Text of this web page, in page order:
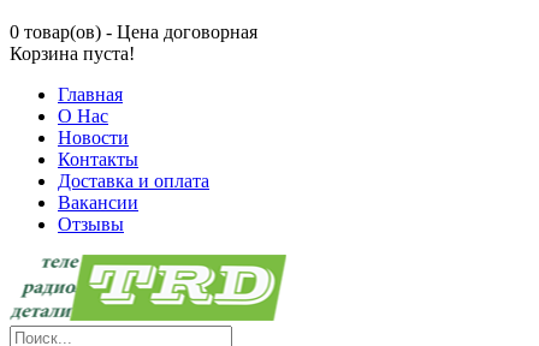
0 товар(ов) - Цена договорная
Корзина пуста!
Главная
О Нас
Новости
Контакты
Доставка и оплата
Вакансии
Отзывы